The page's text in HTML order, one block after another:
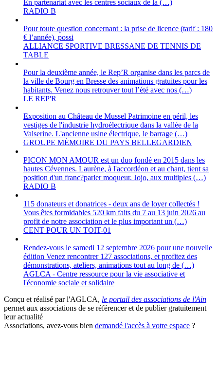
En partenariat avec les centres sociaux de la (…)
RADIO B
Pour toute question concernant : la prise de licence (tarif : 180
€ l’année), possi
ALLIANCE SPORTIVE BRESSANE DE TENNIS DE
TABLE
Pour la deuxième année, le Rep’R organise dans les parcs de
la ville de Bourg en Bresse des animations gratuites pour les
habitants. Venez nous retrouver tout l’été avec nos (…)
LE REP'R
Exposition au Château de Mussel Patrimoine en péril, les
vestiges de l'industrie hydroélectrique dans la vallée de la
Valserine. L'ancienne usine électrique, le barrage (…)
GROUPE MÉMOIRE DU PAYS BELLEGARDIEN
PICON MON AMOUR est un duo fondé en 2015 dans les
hautes Cévennes. Laurène, à l'accordéon et au chant, tient sa
position d'un franc?parler moqueur. Jojo, aux multiples (…)
RADIO B
115 donateurs et donatrices - deux ans de loyer collectés !
Vous êtes formidables 520 km faits du 7 au 13 juin 2026 au
profit de notre association et le plus important un (…)
CENT POUR UN TOIT-01
Rendez-vous le samedi 12 septembre 2026 pour une nouvelle
édition Venez rencontrer 127 associations, et profitez des
démonstrations, ateliers, animations tout au long de (…)
AGLCA - Centre ressource pour la vie associative et
l'économie sociale et solidaire
Conçu et réalisé par l'AGLCA, le portail des associations de l'Ain
permet aux associations de se référencer et de publier gratuitement
leur actualité
Associations, avez-vous bien demandé l'accès à votre espace ?